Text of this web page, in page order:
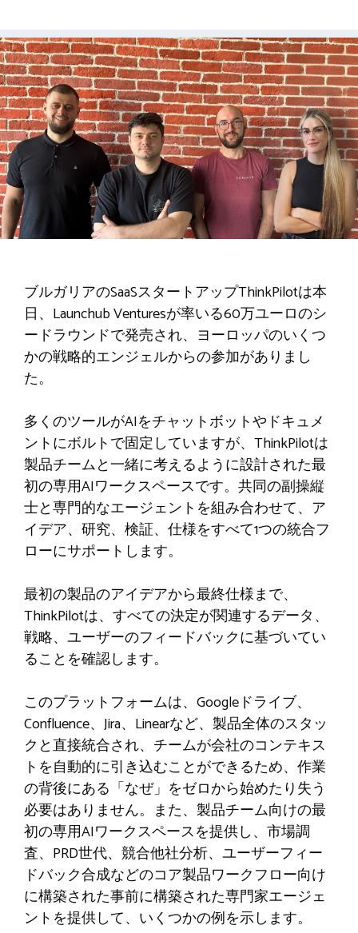
ブルガリアのSaaSスタートアップThinkPilotは本
日、Launchub Venturesが率いる60万ユーロのシ
ードラウンドで発売され、ヨーロッパのいくつ
かの戦略的エンジェルからの参加がありまし
た。
多くのツールがAIをチャットボットやドキュメ
ントにボルトで固定していますが、ThinkPilotは
製品チームと一緒に考えるように設計された最
初の専用AIワークスペースです。共同の副操縦
士と専門的なエージェントを組み合わせて、ア
イデア、研究、検証、仕様をすべて1つの統合フ
ローにサポートします。
最初の製品のアイデアから最終仕様まで、
ThinkPilotは、すべての決定が関連するデータ、
戦略、ユーザーのフィードバックに基づいてい
ることを確認します。
このプラットフォームは、Googleドライブ、
Confluence、Jira、Linearなど、製品全体のスタッ
クと直接統合され、チームが会社のコンテキス
トを自動的に引き込むことができるため、作業
の背後にある「なぜ」をゼロから始めたり失う
必要はありません。また、製品チーム向けの最
初の専用AIワークスペースを提供し、市場調
査、PRD世代、競合他社分析、ユーザーフィー
ドバック合成などのコア製品ワークフロー向け
に構築された事前に構築された専門家エージェ
ントを提供して、いくつかの例を示します。